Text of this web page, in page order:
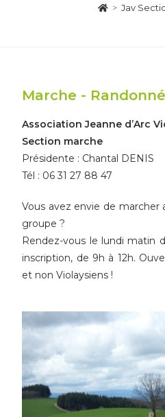
> Jav
Marche -
Association Jeanne d’Arc
Section marche
Présidente : Chantal DENIS
Tél : 06 31 27 88 47
Vous avez envie de
groupe ?
Rendez-vous le lundi matin
inscription, de 9h à 12h.
et non Violaysiens !